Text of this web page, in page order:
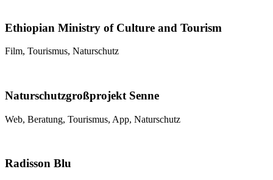
Ethiopian Ministry of Culture and Tourism
Film, Tourismus, Naturschutz
Naturschutzgroßprojekt Senne
Web, Beratung, Tourismus, App, Naturschutz
Radisson Blu